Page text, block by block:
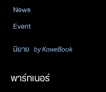
News
Event
นิยาย by KaweBook
พาร์ทเนอร์